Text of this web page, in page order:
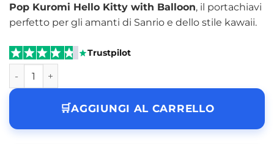
Pop Kuromi Hello Kitty with Balloon, il portachiavi
perfetto per gli amanti di Sanrio e dello stile kawaii.
Trustpilot
Funko Pocket Pop Kuromi Hello Kitty with Balloon
AGGIUNGI AL CARRELLO